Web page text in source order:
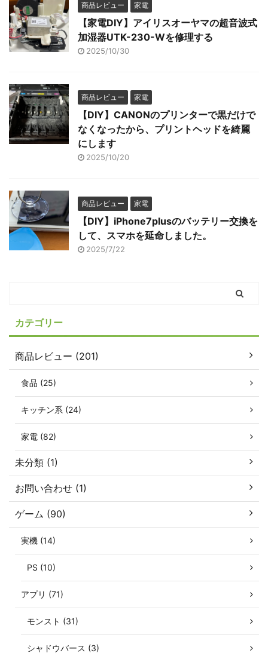
商品レビュー 家電
【家電DIY】アイリスオーヤマの超音波式
加湿器UTK-230-Wを修理する
2025/10/30
商品レビュー 家電
【DIY】CANONのプリンターで黒だけで
なくなったから、プリントヘッドを綺麗
にします
2025/10/20
商品レビュー 家電
【DIY】iPhone7plusのバッテリー交換を
して、スマホを延命しました。
2025/7/22
カテゴリー
商品レビュー (201)
食品 (25)
キッチン系 (24)
家電 (82)
未分類 (1)
お問い合わせ (1)
ゲーム (90)
実機 (14)
PS (10)
アプリ (71)
モンスト (31)
シャドウバース (3)